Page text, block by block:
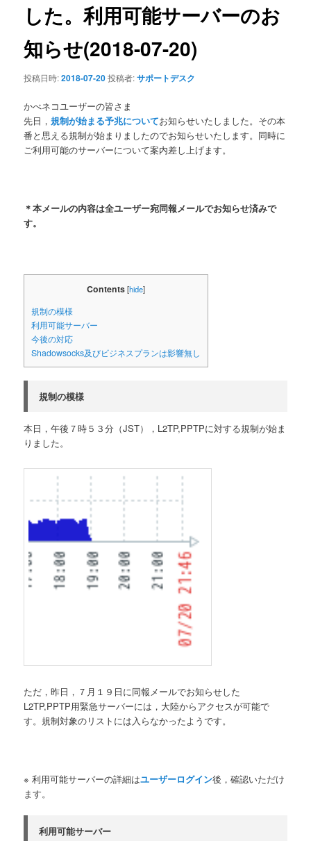
ョ
ン
した。利用可能サーバーのお
知らせ(2018-07-20)
投稿日時:2018-07-20投稿者:サポートデスク
かべネコユーザーの皆さま
先日，規制が始まる予兆についてお知らせいたしました。その本
番と思える規制が始まりましたのでお知らせいたします。同時に
ご利用可能のサーバーについて案内差し上げます。
＊本メールの内容は全ユーザー宛同報メールでお知らせ済みで
す。
Contents[hide]
規制の模様
利用可能サーバー
今後の対応
Shadowsocks及びビジネスプランは影響無し
規制の模様
本日，午後７時５３分（JST），L2TP,PPTPに対する規制が始ま
りました。
ただ，昨日，７月１９日に同報メールでお知らせした
L2TP,PPTP用緊急サーバーには，大陸からアクセスが可能で
す。規制対象のリストには入らなかったようです。
※ 利用可能サーバーの詳細はユーザーログイン後，確認いただけ
ます。
利用可能サーバー